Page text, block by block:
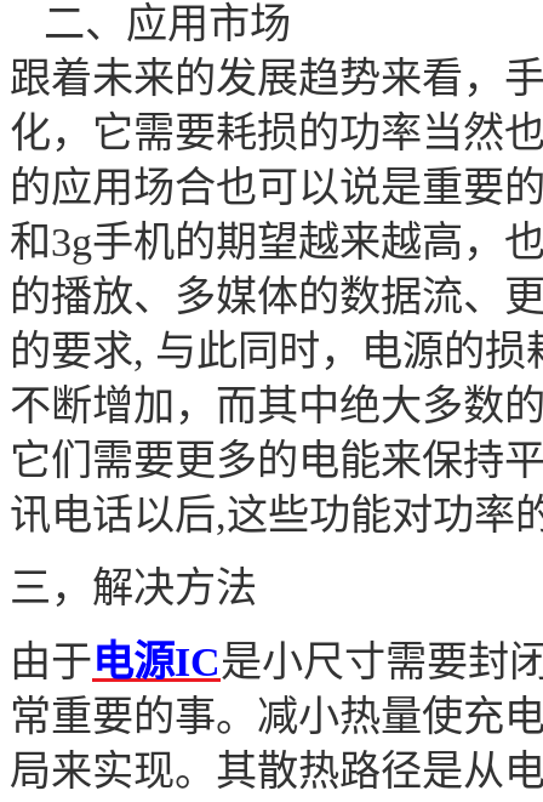
二、 应用市场
跟着未来的发展趋势来看，
化，它需要耗损的功率当然
的应用场合也可以说是重要
和3g手机的期望越来越高，
的播放、多媒体的数据流、
的要求, 与此同时，电源的
不断增加，而其中绝大多数
它们需要更多的电能来保持
讯电话以后,这些功能对功率
三，解决方法
由于电源IC是小尺寸需要封
常重要的事。减小热量使充
局来实现。其散热路径是从